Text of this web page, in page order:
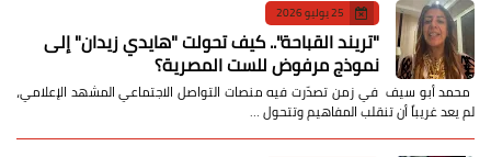
25 يوليو 2026
​"تريند القباحة".. كيف تحولت "هايدي زيدان" إلى
نموذج مرفوض للست المصرية؟
​ محمد أبو سيف ​في زمن تصدّرت فيه منصات التواصل الاجتماعي المشهد الإعلامي،
لم يعد غريباً أن تنقلب المفاهيم وتتحول …